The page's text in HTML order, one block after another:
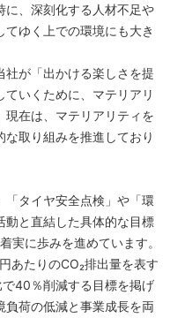
に、深刻化する人材不足や
ゆく上での環境にも大き
社が「出かける楽しさを提
いくために、マテリアリ
現在は、マテリアリティを
取り組みを推進しており
「タイヤ安全点検」や「環
動と直結した具体的な目標
実に歩みを進めています。
あたりのCO₂排出量を表す
40％削減する目標を掲げ
負荷の低減と事業成長を両